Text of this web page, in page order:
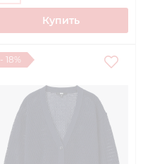
Купить
- 18%